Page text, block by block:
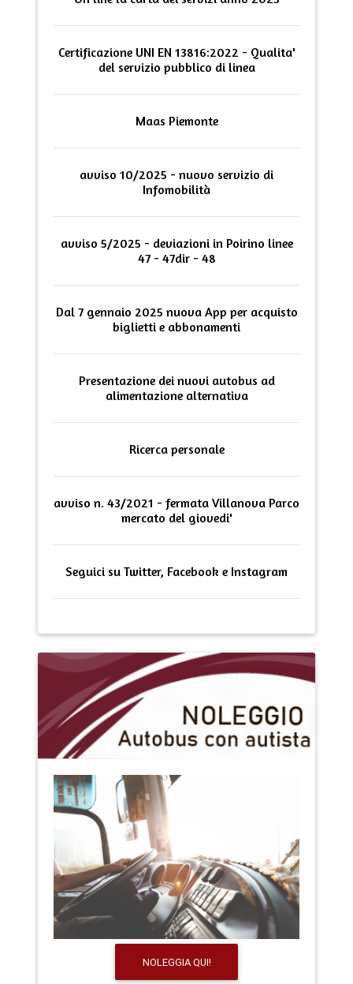
Certificazione UNI EN 13816:2022 - Qualita'
del servizio pubblico di linea
Maas Piemonte
avviso 10/2025 - nuovo servizio di
Infomobilità
avviso 5/2025 - deviazioni in Poirino linee
47 - 47dir - 48
Dal 7 gennaio 2025 nuova App per acquisto
biglietti e abbonamenti
Presentazione dei nuovi autobus ad
alimentazione alternativa
Ricerca personale
avviso n. 43/2021 - fermata Villanova Parco
mercato del giovedi'
Seguici su Twitter, Facebook e Instagram
NOLEGGIA QUI!